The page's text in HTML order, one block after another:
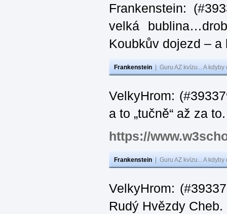
Frankenstein:
velká
Koubkův dojezd –
Frankenstein Guru AZ kvízu... A
VelkyHrom:
a to „tučně“ až za
https://
Frankenstein Guru AZ kvízu... A
VelkyHrom:
Rudý Hvězdy Cheb.